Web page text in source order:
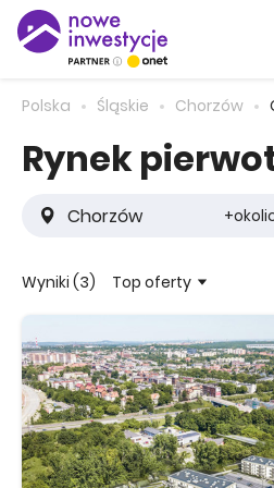
Polska Śląskie Chorzów
Rynek
Wyniki (3) Top oferty